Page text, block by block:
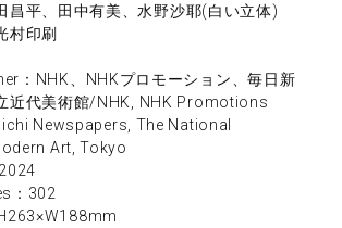
昌平、田中有美、水野沙耶(白い立体)
村印刷
：NHK、NHKプロモーション、毎日新
近代美術館/NHK, NHK Promotions
Newspapers, The National
Art, Tokyo
：302